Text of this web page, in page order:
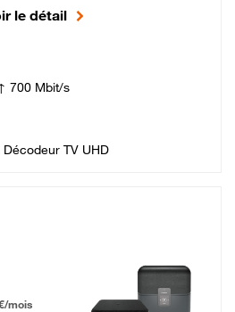
le détail
700 Mbit/s
TV UHD
Fibre
puis 42,99 € par mois, Engagement 12 mois
mois